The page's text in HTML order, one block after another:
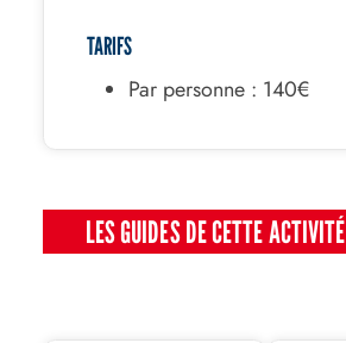
TARIFS
Par personne : 140€
LES GUIDES DE CETTE ACTIVITÉ